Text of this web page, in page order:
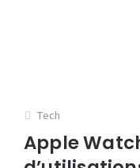
Tech
Apple